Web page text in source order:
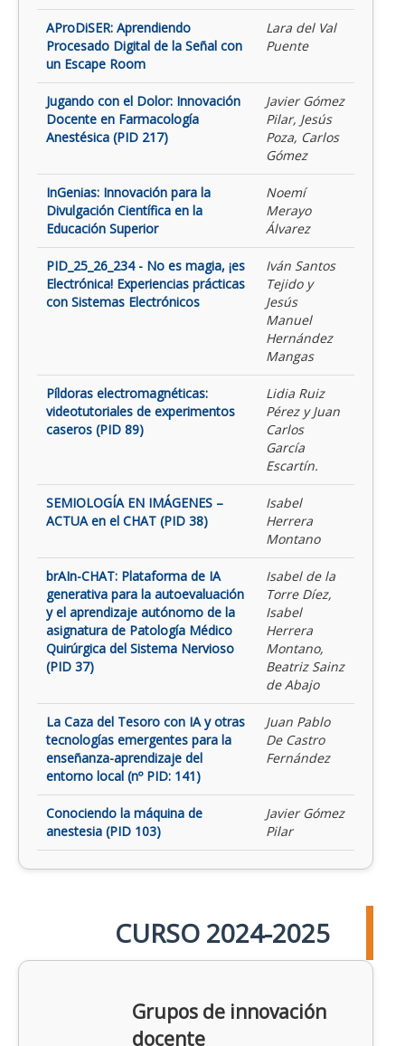
AProDiSER: Aprendiendo
Procesado Digital de la Señal con
un Escape Room
Lara del Val
Puente
Jugando con el Dolor: Innovación
Docente en Farmacología
Anestésica (PID 217)
Javier Gómez
Pilar, Jesús
Poza, Carlos
Gómez
InGenias: Innovación para la
Divulgación Científica en la
Educación Superior
Noemí
Merayo
Álvarez
PID_25_26_234 - No es magia, ¡es
Electrónica! Experiencias prácticas
con Sistemas Electrónicos
Iván Santos
Tejido y
Jesús
Manuel
Hernández
Mangas
Píldoras electromagnéticas:
videotutoriales de experimentos
caseros (PID 89)
Lidia Ruiz
Pérez y Juan
Carlos
García
Escartín.
SEMIOLOGÍA EN IMÁGENES –
ACTUA en el CHAT (PID 38)
Isabel
Herrera
Montano
brAIn-CHAT: Plataforma de IA
generativa para la autoevaluación
y el aprendizaje autónomo de la
asignatura de Patología Médico
Quirúrgica del Sistema Nervioso
(PID 37)
Isabel de la
Torre Díez,
Isabel
Herrera
Montano,
Beatriz Sainz
de Abajo
La Caza del Tesoro con IA y otras
tecnologías emergentes para la
enseñanza-aprendizaje del
entorno local (nº PID: 141)
Juan Pablo
De Castro
Fernández
Conociendo la máquina de
anestesia (PID 103)
Javier Gómez
Pilar
CURSO 2024-2025
Grupos de innovación
docente